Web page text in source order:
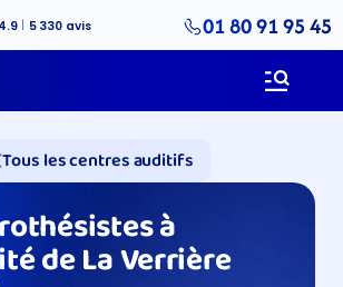
01 80 91 95 45
Tous les centres auditifs
à
de La Verrière